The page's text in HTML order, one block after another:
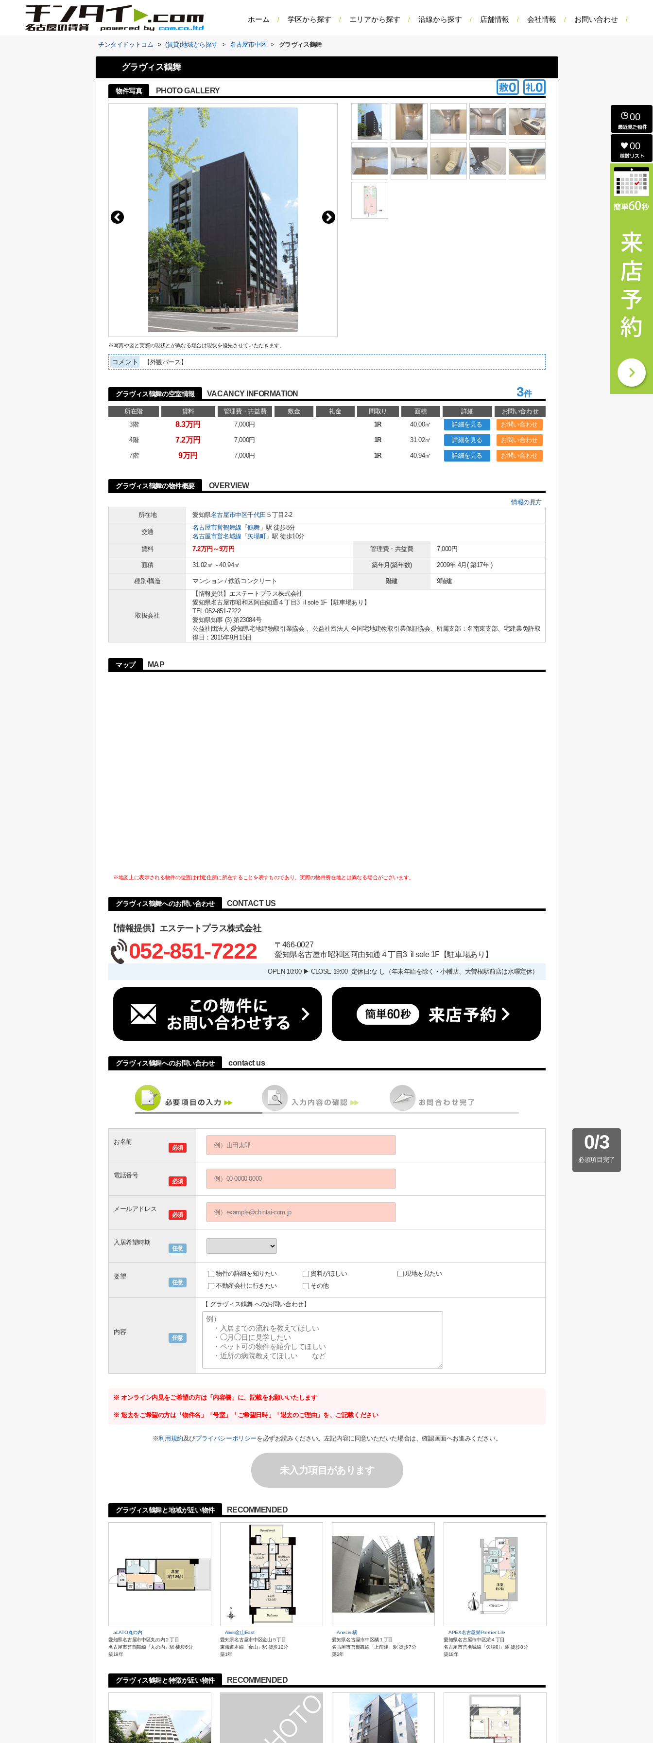
ホーム 学区から探す エリアから探す 沿線から探す 店舗情報 会社情報 お問い合わせ
チンタイドットコム > (賃貸)地域から探す > 名古屋市中区 > グラヴィス鶴舞
グラヴィス鶴舞
物件写真 PHOTO GALLERY
※写真や図と実際の現状とが異なる場合は現状を優先させていただきます。
コメント 【外観パース】
グラヴィス鶴舞の空室情報 VACANCY INFORMATION 3件
所在階 賃料 管理費・共益費 敷金 礼金 間取り 面積 詳細
お問い合わせ
3階
8.3万円 7,000円 1R 40.00㎡ 詳細を見る お問い合わせ
4階 7.2万円 7,000円 1R 31.02㎡ 詳細を見る お問い合わせ
7階 9万円 7,000円 1R 40.94㎡ 詳細を見る お問い合わせ
グラヴィス鶴舞の物件概要 OVERVIEW
情報の見方
所在地
愛知県名古屋市中区千代田 ５丁目2-2
交通
名古屋市営鶴舞線 「鶴舞」駅 徒歩8分
名古屋市営名城線 「 矢場町」駅 徒歩10分
賃料
7.2万円～9万円 管理費・共益費 7,000円
面積 31.02㎡～40.94㎡ 築年月(築年数) 2009年 4月( 築17年 )
種別/構造 マンション / 鉄筋コンクリート 階建 9階建
取扱会社
【情報提供】エステートプラス株式会社
愛知県名古屋市昭和区阿由知通４丁目3 il sole 1F【駐車場あり】
TEL:052-851-7222
愛知県知事 (3) 第23084号
公益社団法人 愛知県宅地建物取引業協会 、公益社団法人 全国宅地建物取引業保証協会、所属支部：名南東支部、宅建業免許取
得日：2015年9月15日
マップ MAP
※地図上に表示される物件の位置は付近住所に所在することを表すものであり、実際の物件所在地とは異なる場合がございます。
グラヴィス鶴舞へのお問い合わせ CONTACT US
【情報提供】エステートプラス株式会社
052-851-7222
〒466-0027
愛知県名古屋市昭和区阿由知通４丁目3 il sole 1F【駐車場あり】
OPEN 10:00 ▶ CLOSE 19:00 定休日:な し（年末年始を除く・小幡店、大曽根駅前店は水曜定休）
グラヴィス鶴舞へのお問い合わせ contact us
0/3
必須項目完了
必須
お名前
必須
電話番号
必須
メールアドレス
任意
入居希望時期
任意
要望 物件の詳細を知りたい 資料がほしい
現地を見たい
不動産会社に行きたい
その他
任意
内容
【 グラヴィス鶴舞 へのお問い合わせ】
※ オンライン内見をご希望の方は「内容欄」に、記載をお願いいたします
※ 退去をご希望の方は「物件名」「号室」「ご希望日時」「退去のご理由」を、ご記載ください
※利用規約及びプライバシーポリシーを必ずお読みください。左記内容に同意いただいた場合は、確認画面へお進みください。
未入力項目があります
グラヴィス鶴舞と地域が近い物件 RECOMMENDED
aLATO丸の内
愛知県名古屋市中区丸の内２丁目
名古屋市営鶴舞線「丸の内」駅 徒歩6分
築19年
Alivis金山East
愛知県名古屋市中区金山５丁目
東海道本線「金山」駅 徒歩12分
築1年
Anecis 橘
愛知県名古屋市中区橘１丁目
名古屋市営鶴舞線「上前津」駅 徒歩7分
築2年
APEX名古屋栄Premier Life
愛知県名古屋市中区栄４丁目
名古屋市営名城線「矢場町」駅 徒歩8分
築18年
グラヴィス鶴舞と特徴が近い物件 RECOMMENDED
00
00